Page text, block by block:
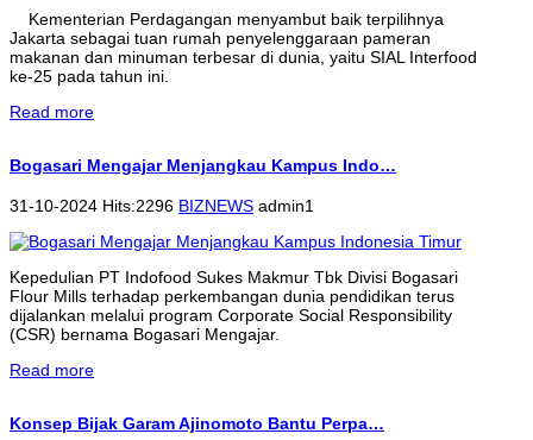
Kementerian Perdagangan menyambut baik terpilihnya
Jakarta sebagai tuan rumah penyelenggaraan pameran
makanan dan minuman terbesar di dunia, yaitu SIAL Interfood
ke-25 pada tahun ini.
Read more
Bogasari Mengajar Menjangkau Kampus Indo…
31-10-2024 Hits:2296 BIZNEWS admin1
Kepedulian PT Indofood Sukes Makmur Tbk Divisi Bogasari
Flour Mills terhadap perkembangan dunia pendidikan terus
dijalankan melalui program Corporate Social Responsibility
(CSR) bernama Bogasari Mengajar.
Read more
Konsep Bijak Garam Ajinomoto Bantu Perpa…